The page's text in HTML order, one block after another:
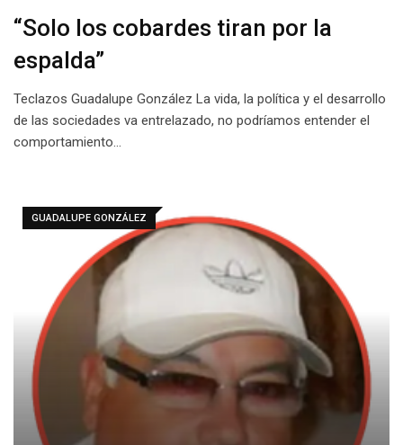
“Solo los cobardes tiran por la
espalda”
Teclazos Guadalupe González La vida, la política y el desarrollo
de las sociedades va entrelazado, no podríamos entender el
comportamiento…
GUADALUPE GONZÁLEZ